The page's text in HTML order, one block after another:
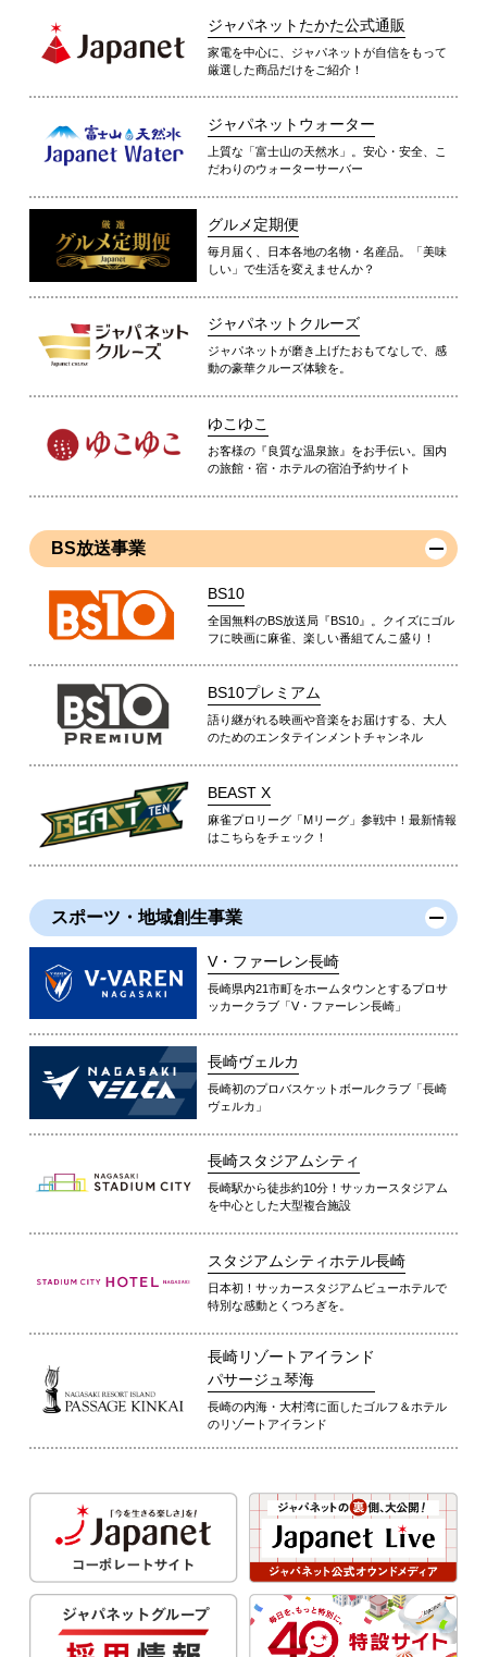
ジャパネットたかた公式通販
家電を中心に、ジャパネットが自信をもって
厳選した商品だけをご紹介！
ジャパネットウォーター
上質な「富士山の天然水」。安心・安全、こ
だわりのウォーターサーバー
グルメ定期便
毎月届く、日本各地の名物・名産品。「美味
しい」で生活を変えませんか？
ジャパネットクルーズ
ジャパネットが磨き上げたおもてなしで、感
動の豪華クルーズ体験を。
ゆこゆこ
お客様の『良質な温泉旅』をお手伝い。国内
の旅館・宿・ホテルの宿泊予約サイト
BS放送事業
BS10
全国無料のBS放送局『BS10』。クイズにゴル
フに映画に麻雀、楽しい番組てんこ盛り！
BS10プレミアム
語り継がれる映画や音楽をお届けする、大人
のためのエンタテインメントチャンネル
BEAST X
麻雀プロリーグ「Mリーグ」参戦中！最新情報
はこちらをチェック！
スポーツ・地域創生事業
V・ファーレン長崎
長崎県内21市町をホームタウンとするプロサ
ッカークラブ「V・ファーレン長崎」
長崎ヴェルカ
長崎初のプロバスケットボールクラブ「長崎
ヴェルカ」
長崎スタジアムシティ
長崎駅から徒歩約10分！サッカースタジアム
を中心とした大型複合施設
スタジアムシティホテル長崎
日本初！サッカースタジアムビューホテルで
特別な感動とくつろぎを。
長崎リゾートアイランド
パサージュ琴海
長崎の内海・大村湾に面したゴルフ＆ホテル
のリゾートアイランド